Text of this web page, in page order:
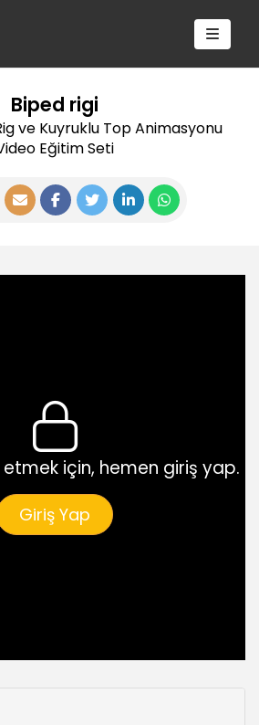
Biped rigi
ve Kuyruklu Top Animasyonu
Eğitim Seti
için, hemen giriş yap.
Giriş Yap